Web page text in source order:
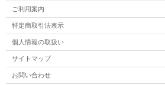
ご利用案内
特定商取引法表示
個人情報の取扱い
サイトマップ
お問い合わせ